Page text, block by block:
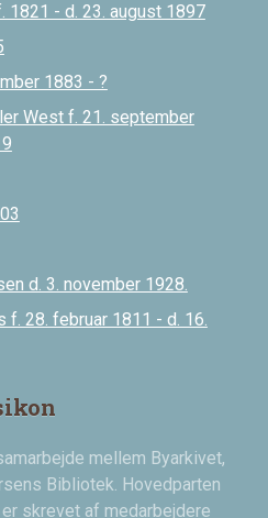
1821 - d. 23. august 1897
1883 - ?
West f. 21. september
d. 3. november 1928.
f. 28. februar 1811 - d. 16.
mellem Byarkivet,
Bibliotek. Hovedparten
skrevet af medarbejdere